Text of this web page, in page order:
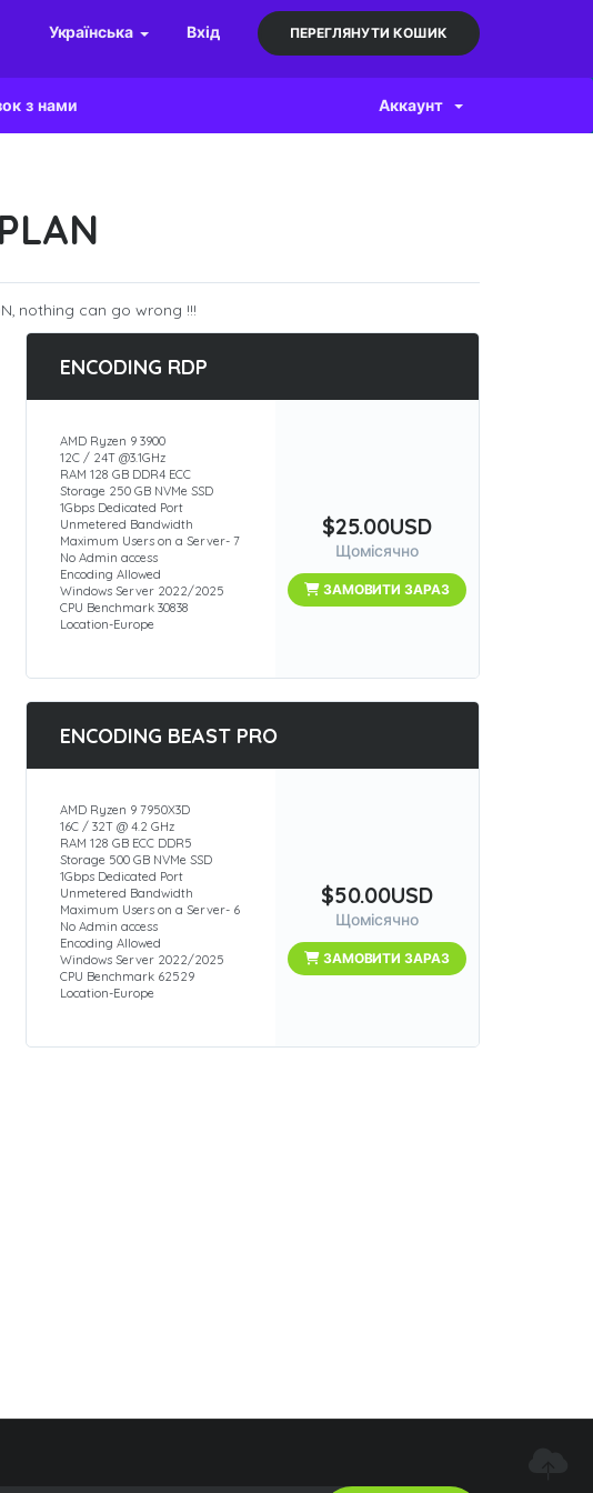
Українська Вхід ПЕРЕГЛЯНУТИ КОШИК
з нами Аккаунт
nothing can go wrong !!!
ENCODING RDP
AMD Ryzen 9 3900
12C / 24T @3.1GHz
RAM 128 GB DDR4 ECC
Storage 250 GB NVMe SSD
1Gbps Dedicated Port
Unmetered Bandwidth
Maximum Users on a Server- 7
No Admin access
Encoding Allowed
Windows Server 2022/2025
CPU Benchmark 30838
Location-Europe
$25.00USD
Щомісячно
ЗАМОВИТИ ЗАРАЗ
ENCODING BEAST PRO
AMD Ryzen 9 7950X3D
16C / 32T @ 4.2 GHz
RAM 128 GB ECC DDR5
Storage 500 GB NVMe SSD
1Gbps Dedicated Port
Unmetered Bandwidth
Maximum Users on a Server- 6
No Admin access
Encoding Allowed
Windows Server 2022/2025
CPU Benchmark 62529
Location-Europe
$50.00USD
Щомісячно
ЗАМОВИТИ ЗАРАЗ